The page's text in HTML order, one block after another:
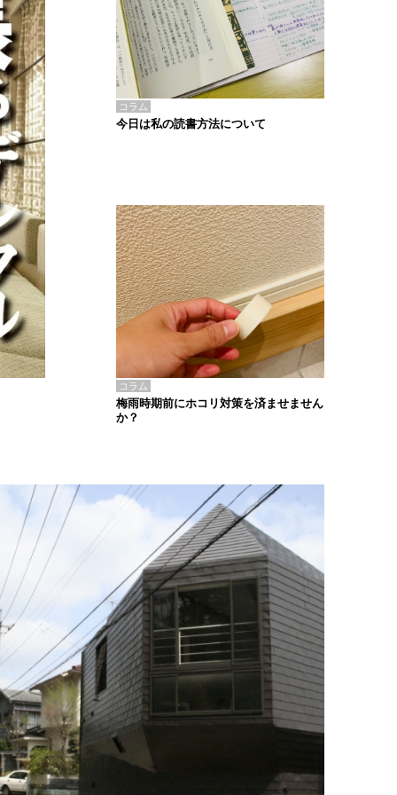
コラム
今日は私の読書方法について
コラム
梅雨時期前にホコリ対策を済ませません
か？